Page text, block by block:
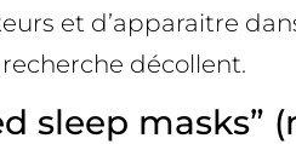
et d’apparaitre
décollent.
sleep masks”